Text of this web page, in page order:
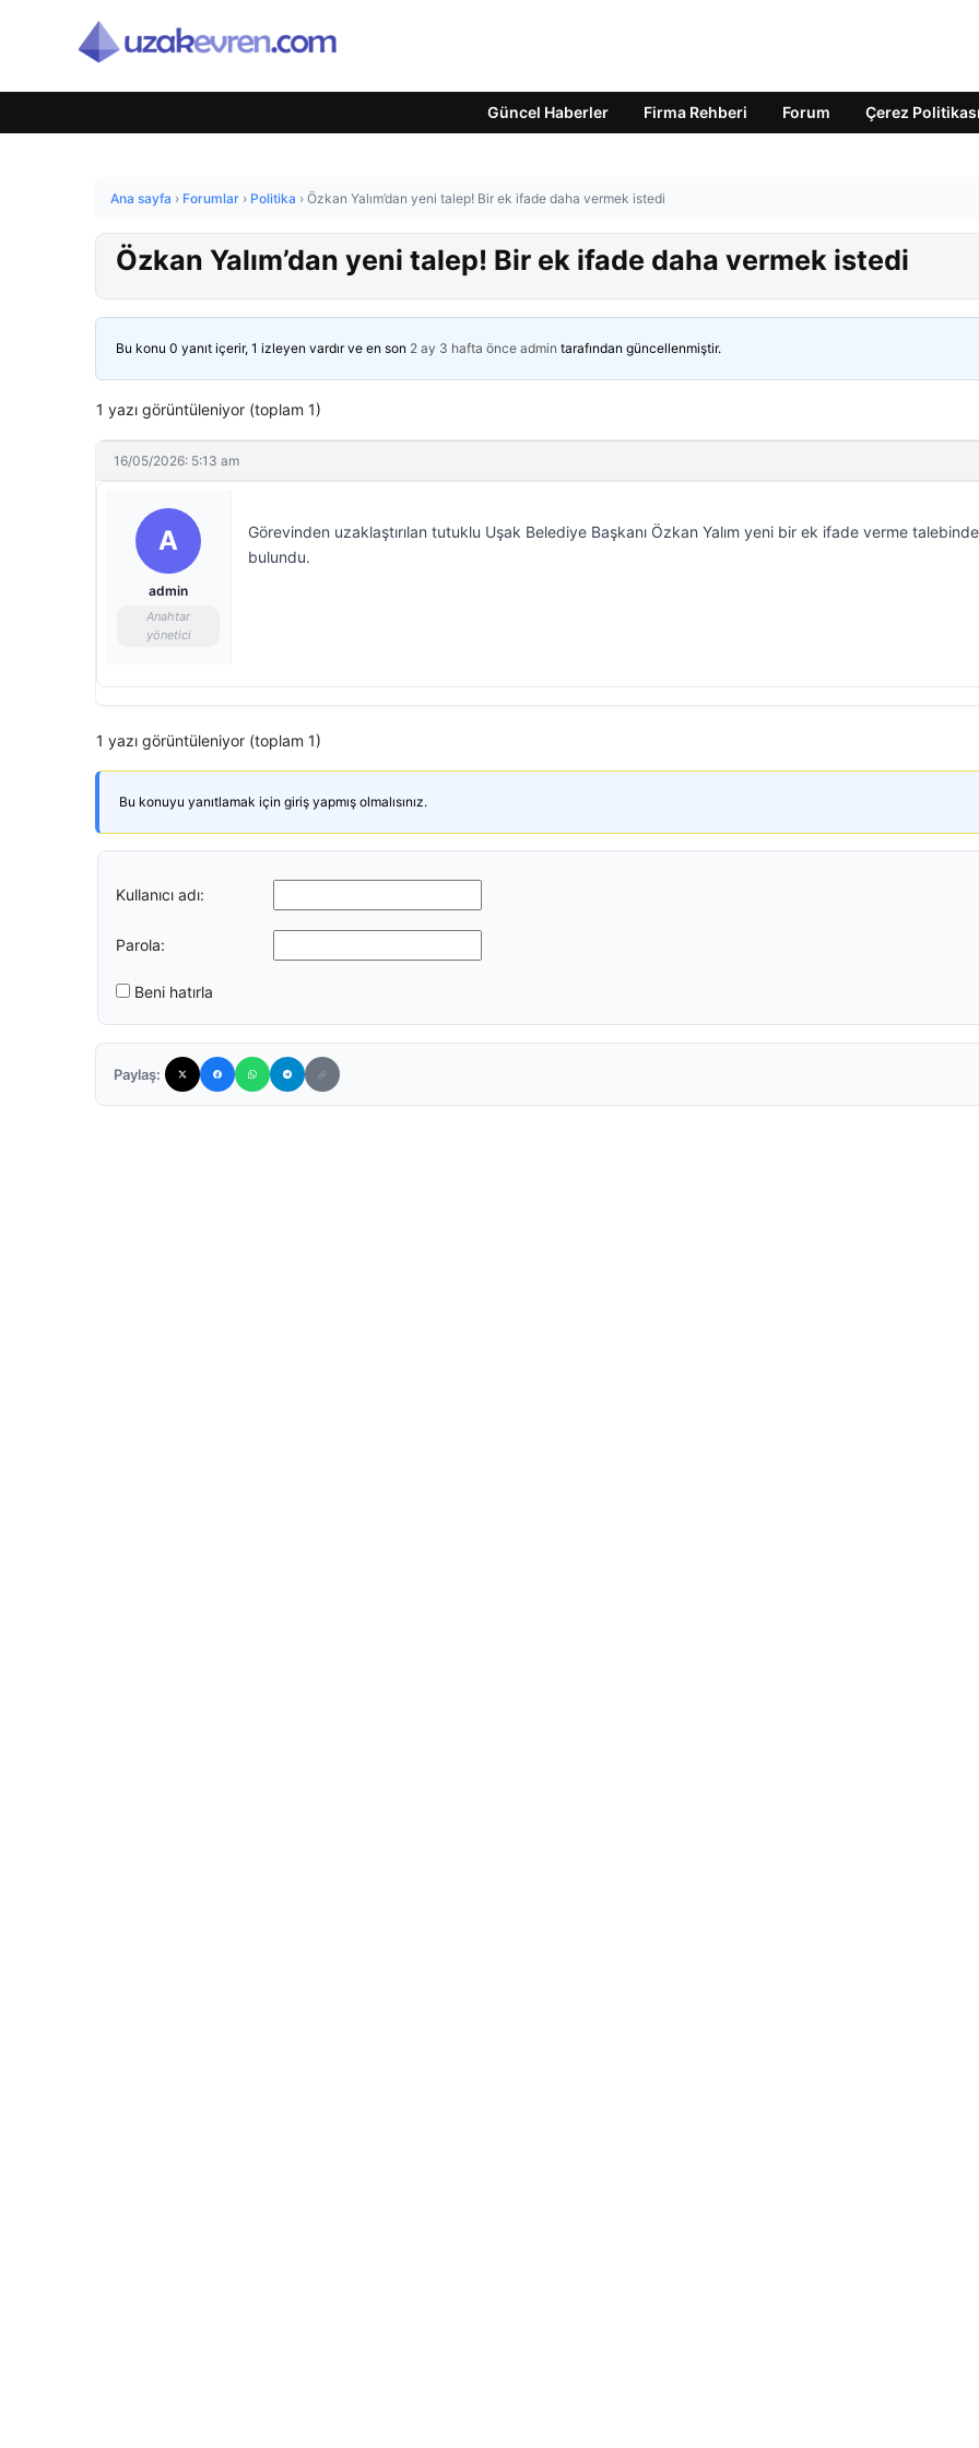
Güncel Haberler Firma Rehberi Forum Çerez Politikası
Ana sayfa › Forumlar › Politika › Özkan Yalım’dan yeni talep! Bir ek ifade daha vermek istedi
Özkan Yalım’dan yeni talep! Bir ek ifade daha vermek istedi
Bu konu 0 yanıt içerir, 1 izleyen vardır ve en son 2 ay 3 hafta önce admin tarafından güncellenmiştir.
1 yazı görüntüleniyor (toplam 1)
16/05/2026: 5:13 am
A
admin
Anahtar
yönetici
Görevinden uzaklaştırılan tutuklu Uşak Belediye Başkanı Özkan Yalım yeni bir ek ifade verme talebinde
bulundu.
1 yazı görüntüleniyor (toplam 1)
Bu konuyu yanıtlamak için giriş yapmış olmalısınız.
Kullanıcı adı:
Parola:
Beni hatırla
Paylaş: